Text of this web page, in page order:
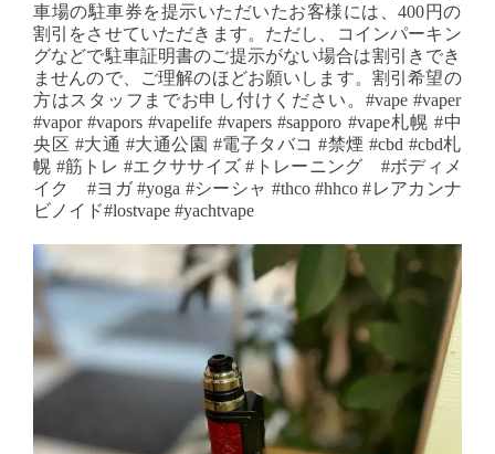
車場の駐車券を提示いただいたお客様には、400円の
割引をさせていただきます。ただし、コインパーキン
グなどで駐車証明書のご提示がない場合は割引きでき
ませんので、ご理解のほどお願いします。割引希望の
方はスタッフまでお申し付けください。⁡#vape #vaper
#vapor #vapors #vapelife #vapers #sapporo #vape札幌 #中
央区 #大通 #大通公園 #電子タバコ #禁煙 #cbd #cbd札
幌 #筋トレ #エクササイズ #トレーニング #ボディメ
イク #ヨガ #yoga #シーシャ #thco #hhco #レアカンナ
ビノイド#lostvape #yachtvape